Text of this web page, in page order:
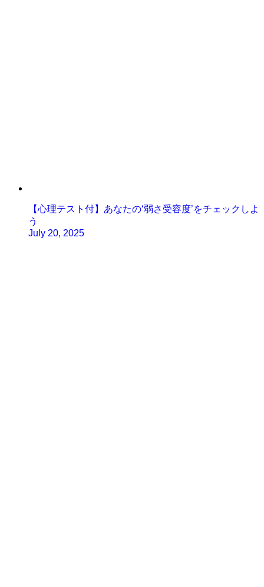
【心理テスト付】あなたの‘弱さ受容度’をチェックしよ
う
July 20, 2025